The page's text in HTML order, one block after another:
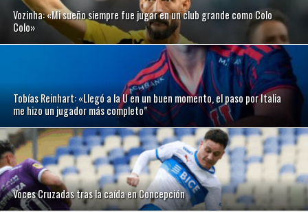
Vozinha: «Mi sueño siempre fue jugar en un club grande como Colo
Colo»
Tobías Reinhart: «Llegó a la U en un buen momento, el paso por Italia
me hizo un jugador más completo”
Voces Cruzadas tras la caída en Concepción